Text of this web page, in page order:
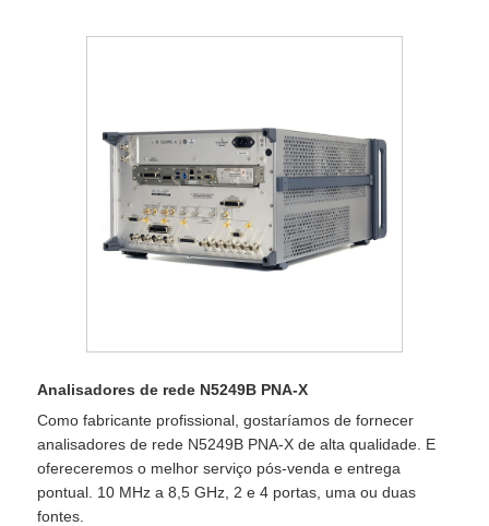
Analisadores de rede N5249B PNA-X
Como fabricante profissional, gostaríamos de fornecer
analisadores de rede N5249B PNA-X de alta qualidade. E
ofereceremos o melhor serviço pós-venda e entrega
pontual. 10 MHz a 8,5 GHz, 2 e 4 portas, uma ou duas
fontes.